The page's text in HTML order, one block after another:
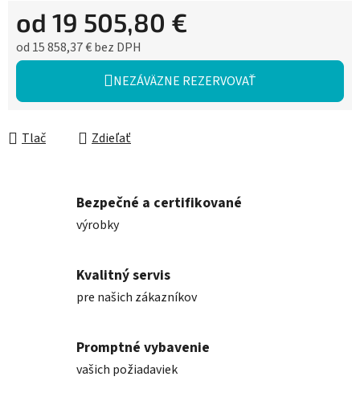
od 19 505,80 €
od 15 858,37 €bez DPH
Jednotková cena: NEZÁVÄZNE REZERVOVAŤ
Tlač Zdieľať
Bezpečné a certifikované
výrobky
Kvalitný servis
pre našich zákazníkov
Promptné vybavenie
vašich požiadaviek